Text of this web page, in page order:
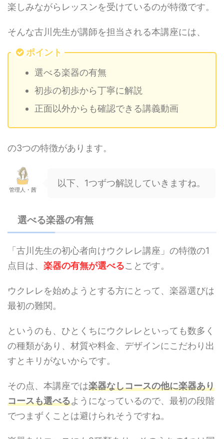
楽しみながらレッスンを受けているのが特徴です。
そんな古川先生が講師を担当される本講座には、
ポイント
選べる楽器の有無
初歩の初歩から丁寧に解説
正面以外からも確認できる講義動画
の3つの特徴があります。
管理人・茜
以下、1つずつ解説していきますね。
選べる楽器の有無
「古川先生の初心者向けウクレレ講座」の特徴の1
点目は、 楽器の有無が選べることです。
ウクレレを始めようとする方にとって、楽器選びは
最初の難関。
というのも、ひとくちにウクレレといっても数多く
の種類があり、材質や料金、デザインにこだわり出
すとキリがないからです。
その点、本講座では楽器なしコースの他に楽器あり
コースも選べるようになっているので、最初の段階
でつまずくことは避けられそうですね。